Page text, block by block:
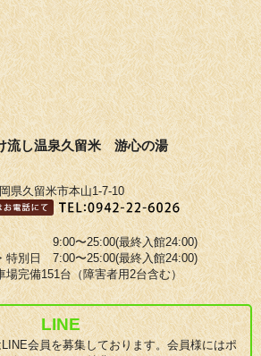
流し温泉久留米 游心の湯
県久留米市本山1-7-10
9:00〜25:00(最終入館24:00)
特別日 7:00〜25:00(最終入館24:00)
場完備151台（障害者用2台含む）
LINE
会員を募集しております。会員様にはポ